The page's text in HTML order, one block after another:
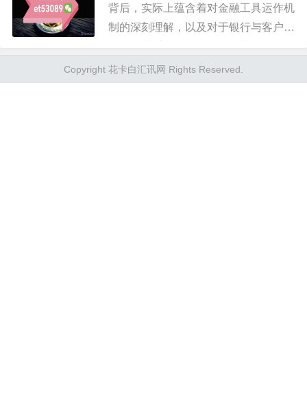
背后，实际上蕴含着对金融工具运作机
制的深刻理解，以及对于银行与客户之
术问题，而是涉及风险控制、信用评估
以及双方行为习惯的综合体现。...
Copyright 花卡白汇讯网 Rights Reserved.